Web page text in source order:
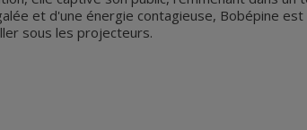
et d'une énergie contagieuse, Bobépine est
sous les projecteurs.